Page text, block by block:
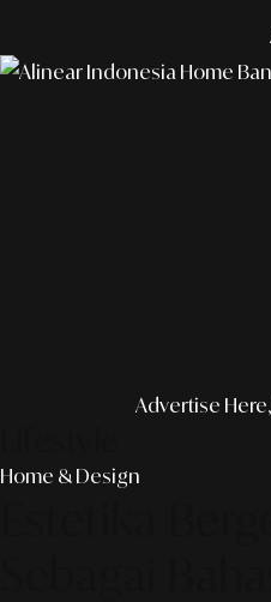
Advertise
Home & Design